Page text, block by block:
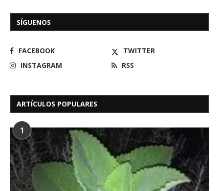
SÍGUENOS
FACEBOOK
TWITTER
INSTAGRAM
RSS
ARTÍCULOS POPULARES
1